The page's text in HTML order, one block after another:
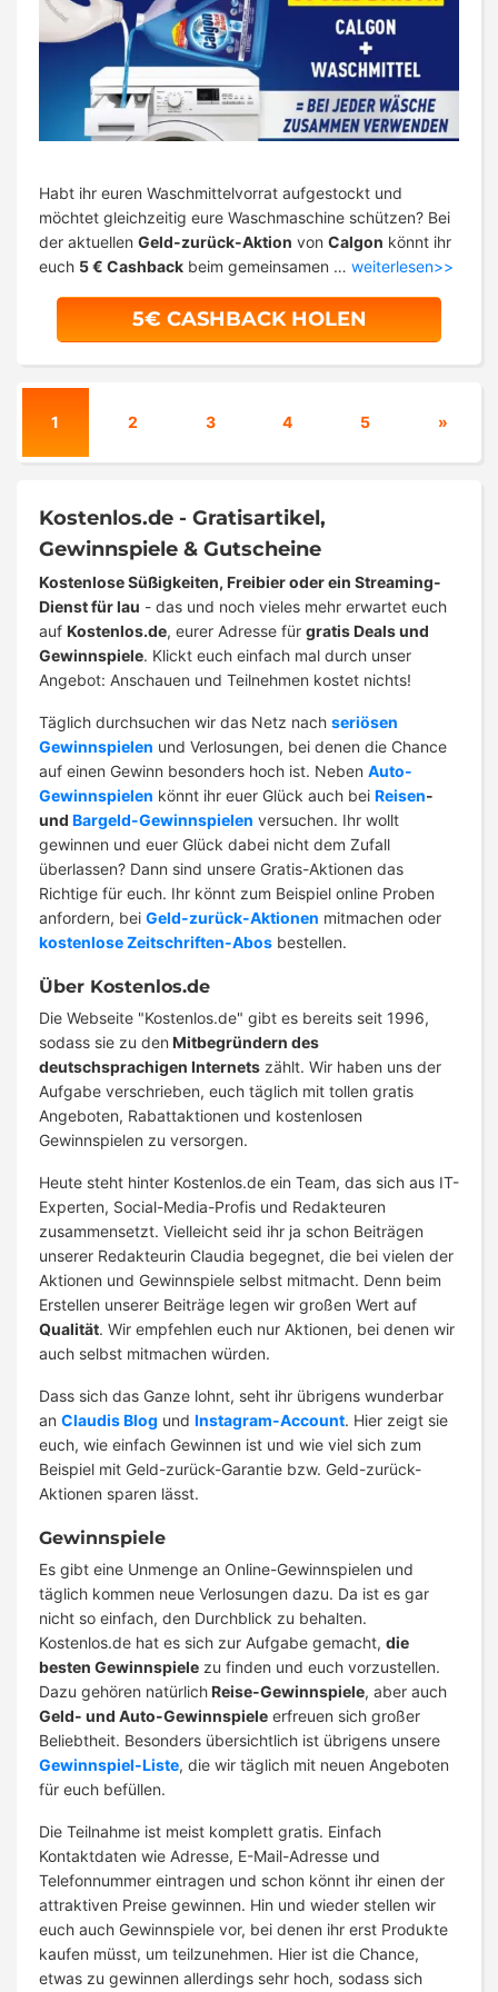
Habt ihr euren Waschmittelvorrat aufgestockt und
möchtet gleichzeitig eure Waschmaschine schützen? Bei
der aktuellen Geld-zurück-Aktion von Calgon könnt ihr
euch 5 € Cashback beim gemeinsamen … weiterlesen>>
5€ CASHBACK HOLEN
1 2 3 4 5 »
Kostenlos.de - Gratisartikel,
Gewinnspiele & Gutscheine
Kostenlose Süßigkeiten, Freibier oder ein Streaming-
Dienst für lau - das und noch vieles mehr erwartet euch
auf Kostenlos.de, eurer Adresse für gratis Deals und
Gewinnspiele. Klickt euch einfach mal durch unser
Angebot: Anschauen und Teilnehmen kostet nichts!
Täglich durchsuchen wir das Netz nach seriösen
Gewinnspielen und Verlosungen, bei denen die Chance
auf einen Gewinn besonders hoch ist. Neben Auto-
Gewinnspielen könnt ihr euer Glück auch bei Reisen-
und Bargeld-Gewinnspielen versuchen. Ihr wollt
gewinnen und euer Glück dabei nicht dem Zufall
überlassen? Dann sind unsere Gratis-Aktionen das
Richtige für euch. Ihr könnt zum Beispiel online Proben
anfordern, bei Geld-zurück-Aktionen mitmachen oder
kostenlose Zeitschriften-Abos bestellen.
Über Kostenlos.de
Die Webseite "Kostenlos.de" gibt es bereits seit 1996,
sodass sie zu den Mitbegründern des
deutschsprachigen Internets zählt. Wir haben uns der
Aufgabe verschrieben, euch täglich mit tollen gratis
Angeboten, Rabattaktionen und kostenlosen
Gewinnspielen zu versorgen.
Heute steht hinter Kostenlos.de ein Team, das sich aus IT-
Experten, Social-Media-Profis und Redakteuren
zusammensetzt. Vielleicht seid ihr ja schon Beiträgen
unserer Redakteurin Claudia begegnet, die bei vielen der
Aktionen und Gewinnspiele selbst mitmacht. Denn beim
Erstellen unserer Beiträge legen wir großen Wert auf
Qualität. Wir empfehlen euch nur Aktionen, bei denen wir
auch selbst mitmachen würden.
Dass sich das Ganze lohnt, seht ihr übrigens wunderbar
an Claudis Blog und Instagram-Account. Hier zeigt sie
euch, wie einfach Gewinnen ist und wie viel sich zum
Beispiel mit Geld-zurück-Garantie bzw. Geld-zurück-
Aktionen sparen lässt.
Gewinnspiele
Es gibt eine Unmenge an Online-Gewinnspielen und
täglich kommen neue Verlosungen dazu. Da ist es gar
nicht so einfach, den Durchblick zu behalten.
Kostenlos.de hat es sich zur Aufgabe gemacht, die
besten Gewinnspiele zu finden und euch vorzustellen.
Dazu gehören natürlichReise-Gewinnspiele, aber auch
Geld- und Auto-Gewinnspiele erfreuen sich großer
Beliebtheit. Besonders übersichtlich ist übrigens unsere
Gewinnspiel-Liste, die wir täglich mit neuen Angeboten
für euch befüllen.
Die Teilnahme ist meist komplett gratis. Einfach
Kontaktdaten wie Adresse, E-Mail-Adresse und
Telefonnummer eintragen und schon könnt ihr einen der
attraktiven Preise gewinnen. Hin und wieder stellen wir
euch auch Gewinnspiele vor, bei denen ihr erst Produkte
kaufen müsst, um teilzunehmen. Hier ist die Chance,
etwas zu gewinnen allerdings sehr hoch, sodass sich